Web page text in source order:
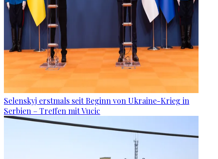
Selenskyj erstmals seit Beginn von Ukraine-Krieg in
Serbien – Treffen mit Vucic